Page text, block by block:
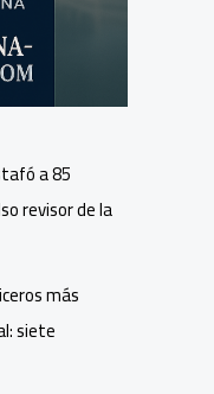
a 85
revisor de la
más
siete